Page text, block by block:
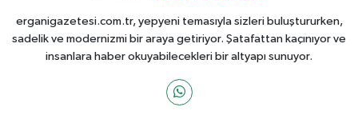
erganigazetesi.com.tr, yepyeni temasıyla sizleri buluştururken,
sadelik ve modernizmi bir araya getiriyor. Şatafattan kaçınıyor ve
insanlara haber okuyabilecekleri bir altyapı sunuyor.